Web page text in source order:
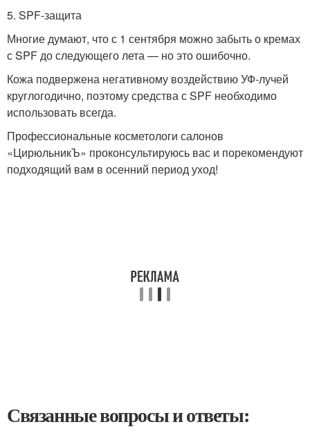
5. SPF-защита
Многие думают, что с 1 сентября можно забыть о кремах
с SPF до следующего лета — но это ошибочно.
Кожа подвержена негативному воздействию УФ-лучей
круглогодично, поэтому средства с SPF необходимо
использовать всегда.
Профессиональные косметологи салонов
«ЦирюльникЪ» проконсультируюсь вас и порекомендуют
подходящий вам в осенний период уход!
Связанные вопросы и ответы: